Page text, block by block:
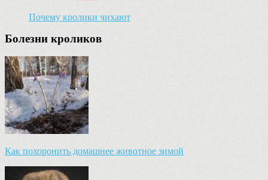
Почему кролики чихают
Болезни кроликов
Как похоронить домашнее животное зимой